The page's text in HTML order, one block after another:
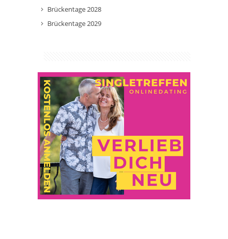
Brückentage 2028
Brückentage 2029